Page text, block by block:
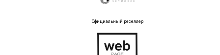
Официальный реселлер